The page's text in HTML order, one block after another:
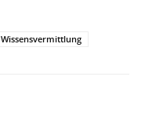
Wissensvermittlung